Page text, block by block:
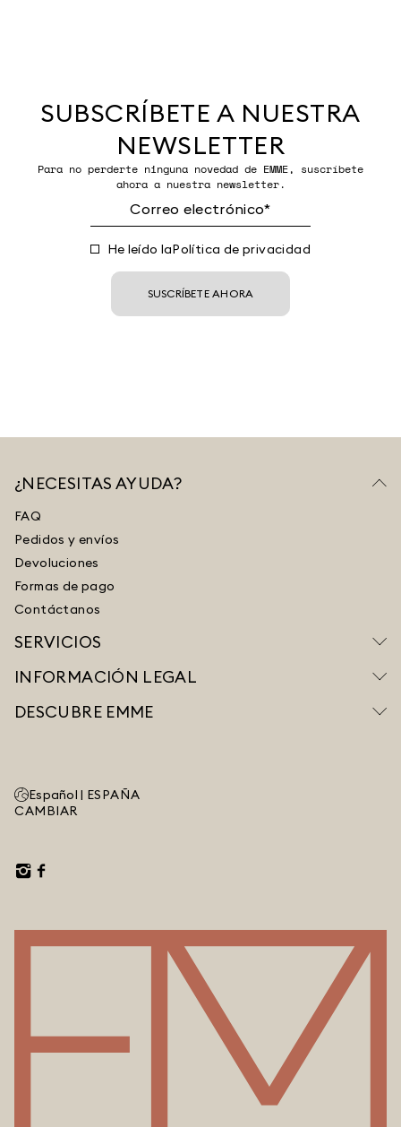
SUBSCRÍBETE A NUESTRA
NEWSLETTER
Para no perderte ninguna novedad de EMME, suscríbete
ahora a nuestra newsletter.
He leído laPolítica de privacidad
SUSCRÍBETE AHORA
¿NECESITAS AYUDA?
FAQ
Pedidos y envíos
Devoluciones
Formas de pago
Contáctanos
SERVICIOS
INFORMACIÓN LEGAL
DESCUBRE EMME
Español | ESPAÑA
CAMBIAR